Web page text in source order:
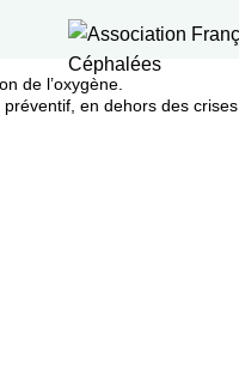
de l’oxygène.
en dehors des crises